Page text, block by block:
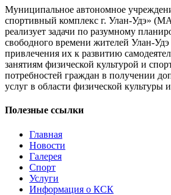
Муниципальное автономное
спортивный комплекс г. Улан-Удэ»
реализует задачи по разумному
свободного времени жителей Улан-
привлечения их к развитию
занятиям физической культурой и
потребностей граждан в получении
услуг в области физической культуры
Полезные ссылки
Главная
Новости
Галерея
Спорт
Услуги
Информация о КСК